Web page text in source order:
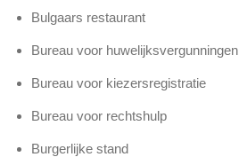
Bulgaars restaurant
Bureau voor huwelijksvergunningen
Bureau voor kiezersregistratie
Bureau voor rechtshulp
Burgerlijke stand